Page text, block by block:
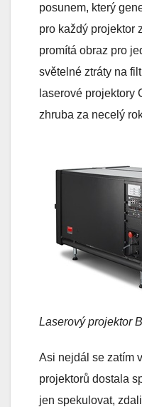
posunem, který
pro každý projektor
promítá obraz pro
světelné ztráty na
laserové projektory
zhruba za necelý
Laserový projektor
Asi nejdál se zatím
projektorů dostala
jen spekulovat,